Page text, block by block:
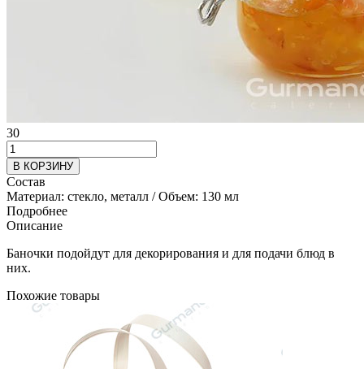
30
В КОРЗИНУ
Состав
Материал: стекло, металл / Объем: 130 мл
Подробнее
Описание
Баночки подойдут для декорирования и для подачи блюд в
них.
Похожие товары